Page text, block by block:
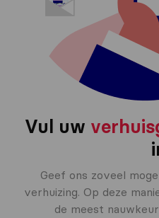
Vul uw
Geef ons zoveel
verhuizing. Op deze
de meest